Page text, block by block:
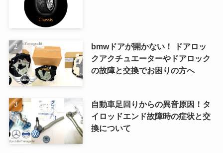
bmwドアが開かない！ ドアロッ
クアクチュエーターやドアロック
の故障と交換でお困りの方へ
自動車足回りからの異音原因！タ
イロッドエンド故障時の症状と交
換について